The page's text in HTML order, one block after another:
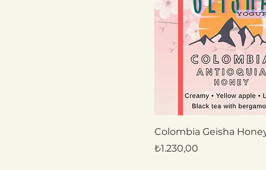
Colombia Geisha
Fiyat
₺1.230,00